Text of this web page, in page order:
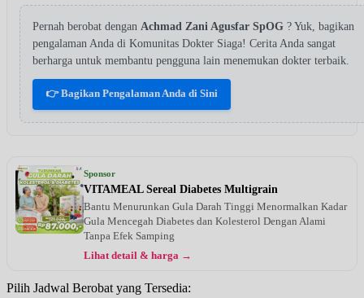
Pernah berobat dengan Achmad Zani Agusfar SpOG ? Yuk, bagikan
pengalaman Anda di Komunitas Dokter Siaga! Cerita Anda sangat
berharga untuk membantu pengguna lain menemukan dokter terbaik.
👉 Bagikan Pengalaman Anda di Sini
Sponsor
VITAMEAL Sereal Diabetes Multigrain
Bantu Menurunkan Gula Darah Tinggi Menormalkan Kadar
Gula Mencegah Diabetes dan Kolesterol Dengan Alami
Tanpa Efek Samping
Lihat detail & harga →
Pilih Jadwal Berobat yang Tersedia: